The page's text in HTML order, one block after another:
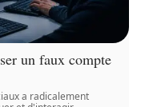
un faux compte
a radicalement